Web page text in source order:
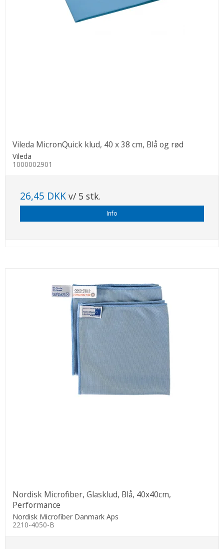
Vileda MicronQuick klud, 40 x 38 cm, Blå og rød
Vileda
1000002901
26,45 DKK v/ 5 stk.
Info
Nordisk Microfiber, Glasklud, Blå, 40x40cm,
Performance
Nordisk Microfiber Danmark Aps
2210-4050-B